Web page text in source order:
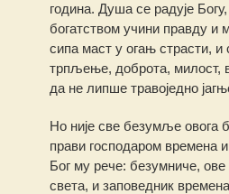
година. Душа се радује
богатством учини правду
сипа маст у огањ страсти,
трпљење, доброта, милост,
да не липше травоједно
Но није све безумље овога
прави господаром времена
Бог му рече: безумниче,
света, и заповедник